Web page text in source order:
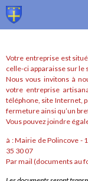
Votre entreprise est
celle-ci apparaisse sur le
Nous vous invitons à
votre entreprise
téléphone, site Internet,
fermeture ainsi qu’un
Vous pouvez joindre
à : Mairie de Polincove -
35 30 07
Par mail (documents au